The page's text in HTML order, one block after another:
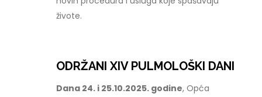
živote.
ODRŽANI XIV PULMOLOŠKI DANI
Dana 24. i 25.10.2025. godine, Opća